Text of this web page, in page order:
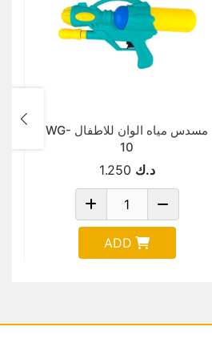
مسدس مياه الوان للاطفال WG-
10
د.ك 1.250
ADD